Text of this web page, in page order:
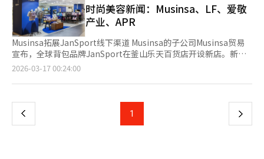
时尚美容新闻：Musinsa、LF、爱敬
产业、APR
Musinsa拓展JanSport线下渠道 Musinsa的子公司Musinsa贸易
宣布，全球背包品牌JanSport在釜山乐天百货店开设新店。新店
位于乐天百货店7楼，占地61平方米，是JanSport在釜山的第二个
道，去年JanSport的线下销售额翻倍。新店提供Superbreak
你包和配件。LF Hazzys明洞旗舰店更换灯光并进行粉丝营销 LF宣
布，明洞的Hazzys旗舰店将于20日至22日更换为紫色灯光，以迎
2026-03-17 00:24:00
上
页
1 下